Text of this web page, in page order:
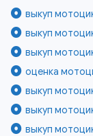
выкуп
выкуп
выкуп
оценка
выкуп
выкуп
выкуп